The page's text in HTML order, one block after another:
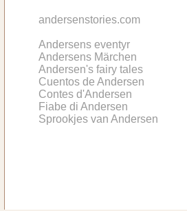
andersenstories.com
Andersens eventyr
Andersens Märchen
Andersen's fairy tales
Cuentos de Andersen
Contes d'Andersen
Fiabe di Andersen
Sprookjes van Andersen